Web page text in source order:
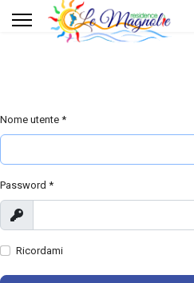
Nome utente *
Password *
Mostra
Ricordami